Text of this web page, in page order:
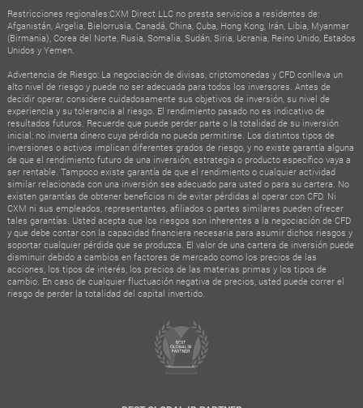
Restricciones regionales:CXM Direct LLC no presta servicios a residentes de:
Afganistán, Argelia, Bielorrusia, Canadá, China, Cuba, Hong Kong, Irán, Libia, Myanmar
(Birmania), Corea del Norte, Rusia, Somalia, Sudán, Siria, Ucrania, Reino Unido, Estados
Unidos y Yemen.
Advertencia de Riesgo: La negociación de divisas, criptomonedas y CFD conlleva un
alto nivel de riesgo y puede no ser adecuada para todos los inversores. Antes de
decidir operar, considere cuidadosamente sus objetivos de inversión, su nivel de
experiencia y su tolerancia al riesgo. El rendimiento pasado no es indicativo de
resultados futuros. Recuerde que puede perder parte o la totalidad de su inversión
inicial; no invierta dinero cuya pérdida no pueda permitirse. Los distintos tipos de
inversiones o activos implican diferentes grados de riesgo, y no existe garantía alguna
de que el rendimiento futuro de una inversión, estrategia o producto específico vaya a
ser rentable. Tampoco existe garantía de que el rendimiento o cualquier actividad
similar relacionada con una inversión sea adecuado para usted o para su cartera. No
existen garantías de obtener beneficios ni de evitar pérdidas al operar con CFD. Ni
CXM ni sus empleados, representantes, afiliados o partes similares pueden ofrecer
tales garantías. Usted acepta que los riesgos son inherentes a la negociación de CFD
y que debe contar con la capacidad financiera necesaria para asumir dichos riesgos y
soportar cualquier pérdida que se produzca. El valor de una cartera de inversión puede
disminuir debido a cambios en factores de mercado como los precios de las
acciones, los tipos de interés, los precios de las materias primas y los tipos de
cambio. En caso de cualquier fluctuación negativa de precios, usted puede correr el
riesgo de perder la totalidad del capital invertido.